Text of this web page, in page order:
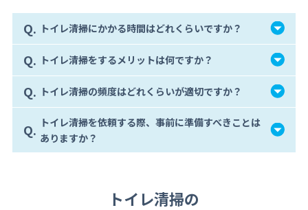
Q. トイレ清掃にかかる時間はどれくらいですか？
Q. トイレ清掃をするメリットは何ですか？
Q. トイレ清掃の頻度はどれくらいが適切ですか？
Q. トイレ清掃を依頼する際、事前に準備すべきことは
ありますか？
トイレ清掃の